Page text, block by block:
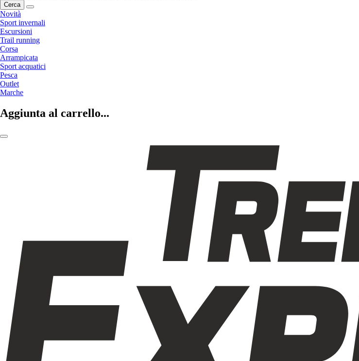
Cerca
Novità
Sport invernali
Escursioni
Trail running
Corsa
Arrampicata
Sport acquatici
Pesca
Outlet
Marche
Aggiunta al carrello...